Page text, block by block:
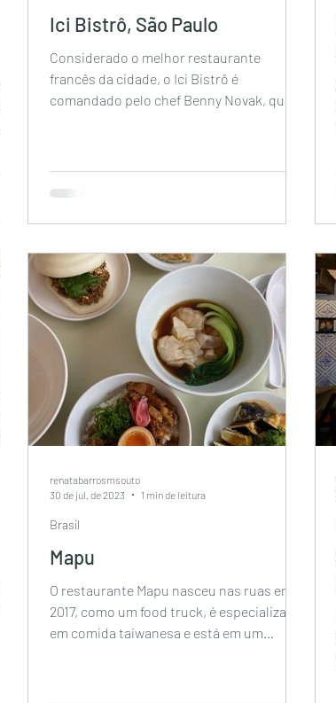
Ici Bistrô, São Paulo
Considerado o melhor restaurante
francês da cidade, o Ici Bistrô é
comandado pelo chef Benny Novak, que
Mapu
O restaurante Mapu nasceu nas ruas em
2017, como um food truck, é especializado
em comida taiwanesa e está em um
Brasil
renatabarrosmsouto
30 de jul. de 2023
1 min de leitura